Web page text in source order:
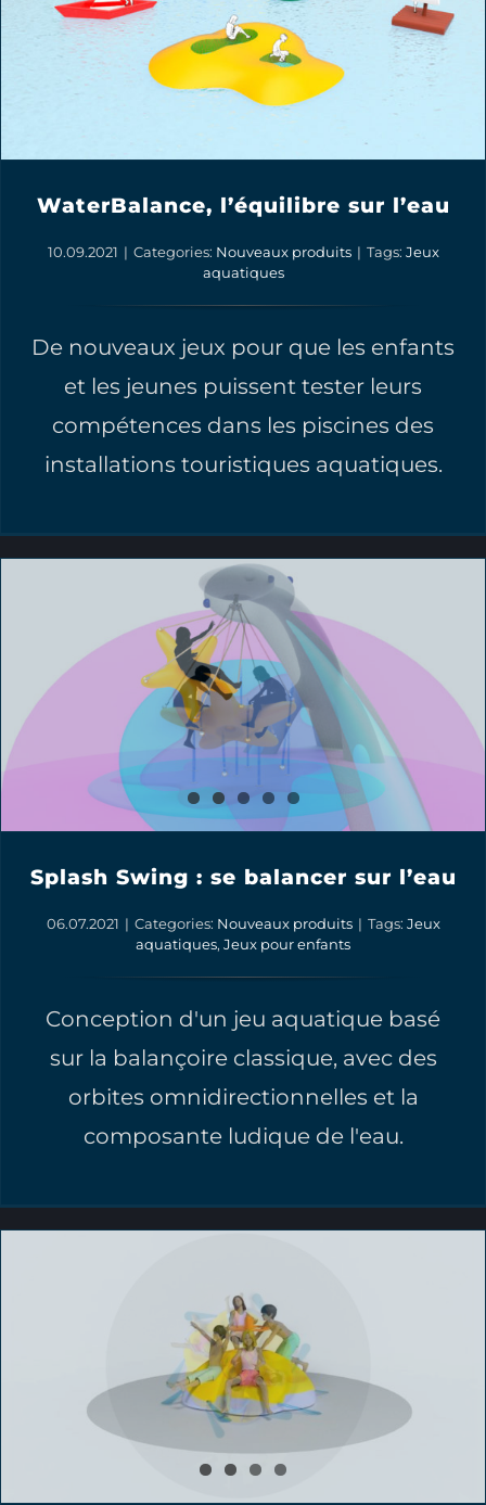
WaterBalance, l’équilibre sur l’eau
10.09.2021 | Categories: Nouveaux produits | Tags: Jeux
aquatiques
De nouveaux jeux pour que les enfants
et les jeunes puissent tester leurs
compétences dans les piscines des
installations touristiques aquatiques.
Splash Swing : se balancer sur l’eau
06.07.2021 | Categories: Nouveaux produits | Tags: Jeux
aquatiques, Jeux pour enfants
Conception d'un jeu aquatique basé
sur la balançoire classique, avec des
orbites omnidirectionnelles et la
composante ludique de l'eau.